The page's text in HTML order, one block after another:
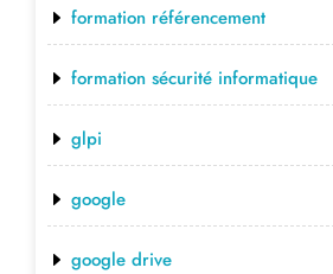
formation référencement
formation sécurité informatique
glpi
google
google drive